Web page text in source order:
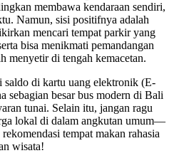
membawa kendaraan sendiri,
Namun, sisi positifnya adalah
mencari tempat parkir yang
bisa menikmati pemandangan
menyetir di tengah kemacetan.
saldo di kartu uang elektronik (E-
sebagian besar bus modern di Bali
tunai. Selain itu, jangan ragu
lokal di dalam angkutan umum—
tempat makan rahasia
wisata!